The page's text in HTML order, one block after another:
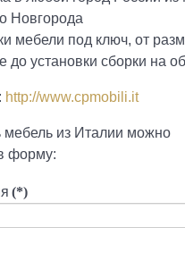
Новгорода
мебели под ключ, от
до установки сборки на
http://www.cpmobili.it
мебель из Италии можно
форму:
(*)